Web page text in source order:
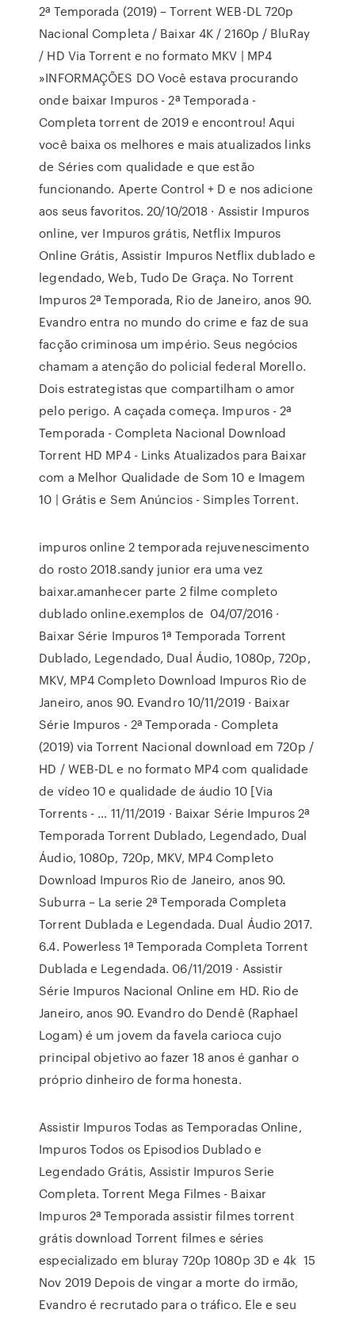
2ª Temporada (2019) – Torrent WEB-DL 720p
Nacional Completa / Baixar 4K / 2160p / BluRay
/ HD Via Torrent e no formato MKV | MP4
»INFORMAÇÕES DO Você estava procurando
onde baixar Impuros - 2ª Temporada -
Completa torrent de 2019 e encontrou! Aqui
você baixa os melhores e mais atualizados links
de Séries com qualidade e que estão
funcionando. Aperte Control + D e nos adicione
aos seus favoritos. 20/10/2018 · Assistir Impuros
online, ver Impuros grátis, Netflix Impuros
Online Grátis, Assistir Impuros Netflix dublado e
legendado, Web, Tudo De Graça. No Torrent
Impuros 2ª Temporada, Rio de Janeiro, anos 90.
Evandro entra no mundo do crime e faz de sua
facção criminosa um império. Seus negócios
chamam a atenção do policial federal Morello.
Dois estrategistas que compartilham o amor
pelo perigo. A caçada começa. Impuros - 2ª
Temporada - Completa Nacional Download
Torrent HD MP4 - Links Atualizados para Baixar
com a Melhor Qualidade de Som 10 e Imagem
10 | Grátis e Sem Anúncios - Simples Torrent.
impuros online 2 temporada rejuvenescimento
do rosto 2018.sandy junior era uma vez
baixar.amanhecer parte 2 filme completo
dublado online.exemplos de 04/07/2016 ·
Baixar Série Impuros 1ª Temporada Torrent
Dublado, Legendado, Dual Áudio, 1080p, 720p,
MKV, MP4 Completo Download Impuros Rio de
Janeiro, anos 90. Evandro 10/11/2019 · Baixar
Série Impuros - 2ª Temporada - Completa
(2019) via Torrent Nacional download em 720p /
HD / WEB-DL e no formato MP4 com qualidade
de vídeo 10 e qualidade de áudio 10 [Via
Torrents - … 11/11/2019 · Baixar Série Impuros 2ª
Temporada Torrent Dublado, Legendado, Dual
Áudio, 1080p, 720p, MKV, MP4 Completo
Download Impuros Rio de Janeiro, anos 90.
Suburra – La serie 2ª Temporada Completa
Torrent Dublada e Legendada. Dual Áudio 2017.
6.4. Powerless 1ª Temporada Completa Torrent
Dublada e Legendada. 06/11/2019 · Assistir
Série Impuros Nacional Online em HD. Rio de
Janeiro, anos 90. Evandro do Dendê (Raphael
Logam) é um jovem da favela carioca cujo
principal objetivo ao fazer 18 anos é ganhar o
próprio dinheiro de forma honesta.
Assistir Impuros Todas as Temporadas Online,
Impuros Todos os Episodios Dublado e
Legendado Grátis, Assistir Impuros Serie
Completa. Torrent Mega Filmes - Baixar
Impuros 2ª Temporada assistir filmes torrent
grátis download Torrent filmes e séries
especializado em bluray 720p 1080p 3D e 4k 15
Nov 2019 Depois de vingar a morte do irmão,
Evandro é recrutado para o tráfico. Ele e seu